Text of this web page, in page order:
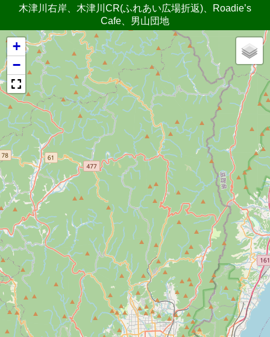
木津川右岸、木津川CR(ふれあい広場折返)、Roadie’s
Cafe、男山団地
+
−